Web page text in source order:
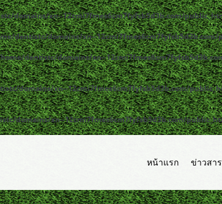
domains/xn--12cmi7fmes6cm7fyfsb5d3b.com/
dentistc/domains/xn--
dentistc/domains/xn--
domains/xn--12cmi7fmes6cm7fyfsb5d3b.com/
domains/xn--12cmi7fmes6cm7fyfsb5d3b.com/
หน้าแรก ข่าวสาร